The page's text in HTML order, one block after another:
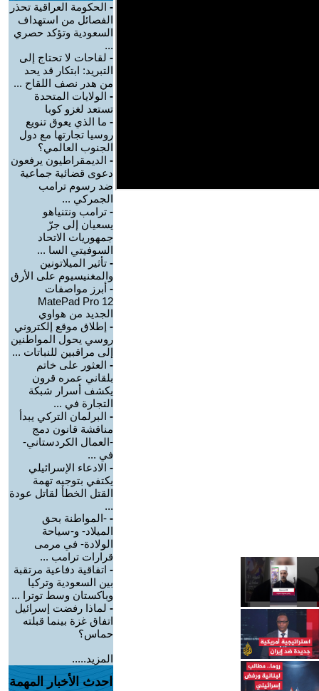
- الحكومة العراقية تحذر
الفصائل من استهداف
السعودية وتؤكد حصري
...
- لقاحات لا تحتاج إلى
التبريد: ابتكار قد يحد
من هدر نصف اللقاح ...
- الولايات المتحدة
تستعد لغزو كوبا
- ما الذي يعوق تنويع
روسيا تجارتها مع دول
الجنوب العالمي؟
- الديمقراطيون يرفعون
دعوى قضائية جماعية
ضد رسوم ترامب
الجمركي ...
- ترامب ونتنياهو
يسعيان إلى جرّ
جمهوريات الاتحاد
السوفيتي السا ...
- تأثير الميلاتونين
والمغنيسيوم على الأرق
- أبرز مواصفات
MatePad Pro 12
الجديد من هواوي
- إطلاق موقع إلكتروني
روسي يحول المواطنين
إلى مراقبين للنباتات ...
- العثور على خاتم
بلقاني عمره قرون
يكشف أسرار شبكة
التجارة في ...
- البرلمان التركي يبدأ
مناقشة قانون دمج
-العمال الكردستاني-
في ...
- الادعاء الإسرائيلي
يكتفي بتوجيه تهمة
القتل الخطأ لقاتل عودة
...
- -المواطنة بحق
الميلاد- و-سياحة
الولادة- في مرمى
قرارات ترامب ...
- اتفاقية دفاعية مرتقبة
بين السعودية وتركيا
وباكستان وسط توترا ...
- لماذا رفضت إسرائيل
اتفاق غزة بينما قبلته
حماس؟
المزيد.....
احدث الأخبار المهمة